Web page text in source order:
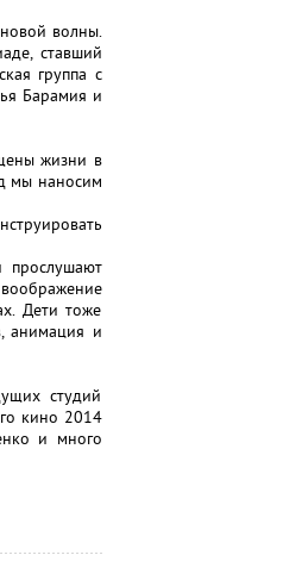
волны.
ставший
группа с
Барамия и
жизни в
мы наносим
прослушают
Дети тоже
анимация и
студий
кино 2014
и много